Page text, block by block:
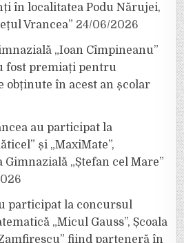
în localitatea Podu Nărujei,
Vrancea” 24/06/2026
„Ioan Cîmpineanu”
fost premiați pentru
obținute în acest an școlar
au participat la
și „MaxiMate”,
Gimnazială „Ștefan cel Mare”
participat la concursul
„Micul Gauss”, Școala
fiind parteneră în